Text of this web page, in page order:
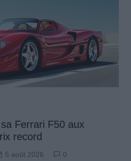
Ferrari F50 aux
record
5 août 2026 0